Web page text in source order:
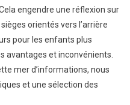
Pour
Enfant
engendre une réflexion sur
orientés vers l’arrière
pour les enfants plus
avantages et inconvénients.
mer d’informations, nous
et une sélection des